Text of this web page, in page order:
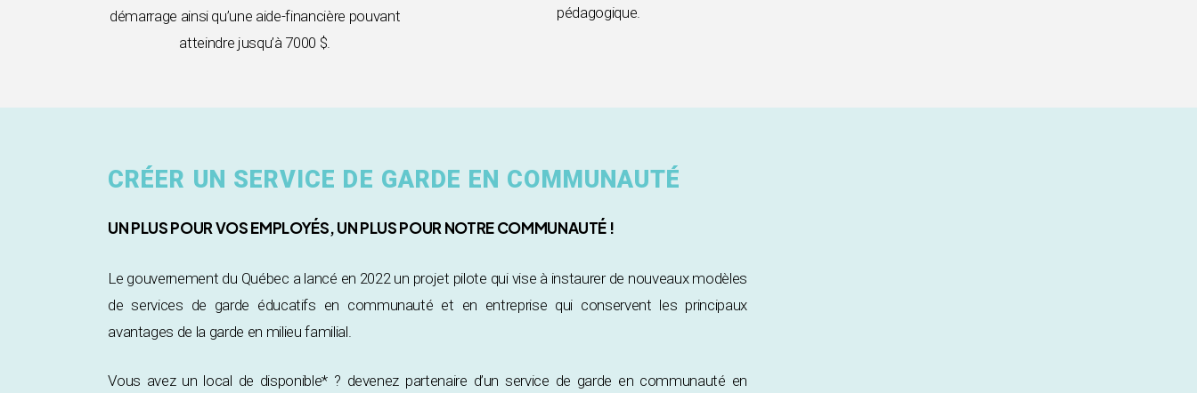
démarrage ainsi qu’une aide-financière pouvant
atteindre jusqu’à 7000 $.
pédagogique.
CRÉER UN SERVICE DE GARDE EN COMMUNAUTÉ
UN PLUS POUR VOS EMPLOYÉS, UN PLUS POUR NOTRE COMMUNAUTÉ !
Le gouvernement du Québec a lancé en 2022 un projet pilote qui vise à instaurer de nouveaux modèles
de services de garde éducatifs en communauté et en entreprise qui conservent les principaux
avantages de la garde en milieu familial.
Vous avez un local de disponible* ? devenez partenaire d’un service de garde en communauté en